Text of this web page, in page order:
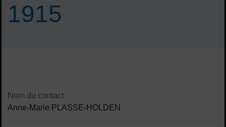
1915
Contenu de la fiche d'annuaire
Nom du contact
Anne-Marie PLASSE-HOLDEN